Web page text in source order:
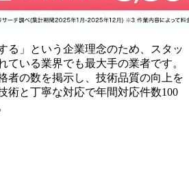
る」という企業理念のため、スタッ
ている業界でも最大手の業者です。
者の数を掲示し、技術品質の向上を
術と丁寧な対応で年間対応件数100